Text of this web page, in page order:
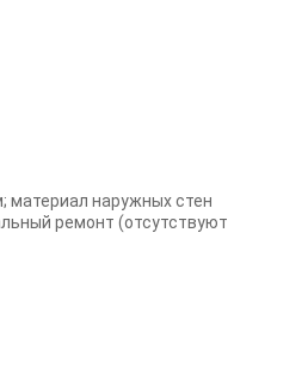
материал наружных стен
ремонт (отсутствуют